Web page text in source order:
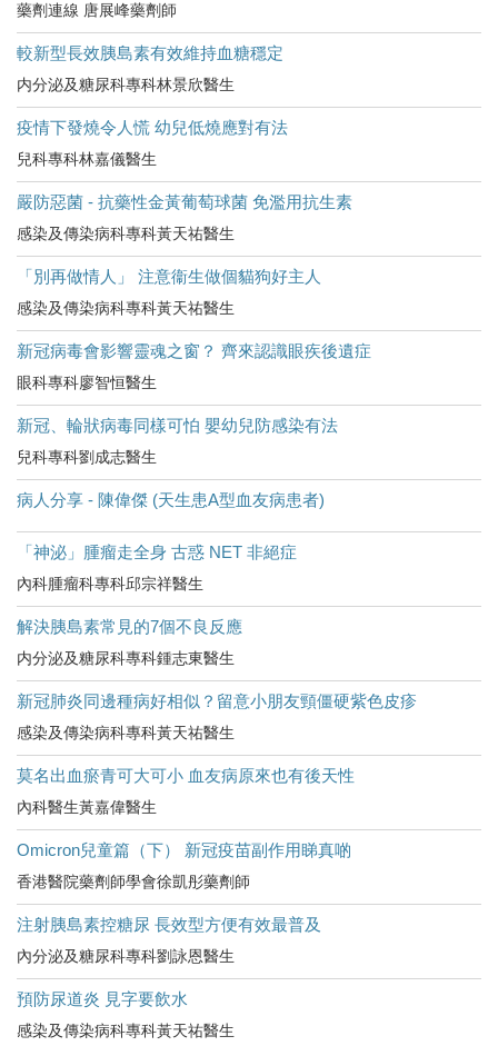
藥劑連線 唐展峰藥劑師
較新型長效胰島素有效維持血糖穩定
内分泌及糖尿科專科林景欣醫生
疫情下發燒令人慌 幼兒低燒應對有法
兒科專科林嘉儀醫生
嚴防惡菌 - 抗藥性金黃葡萄球菌 免濫用抗生素
感染及傳染病科專科黃天祐醫生
「別再做情人」 注意衞生做個貓狗好主人
感染及傳染病科專科黃天祐醫生
新冠病毒會影響靈魂之窗？ 齊來認識眼疾後遺症
眼科專科廖智恒醫生
新冠、輪狀病毒同樣可怕 嬰幼兒防感染有法
兒科專科劉成志醫生
病人分享 - 陳偉傑 (天生患A型血友病患者)
「神泌」腫瘤走全身 古惑 NET 非絕症
內科腫瘤科專科邱宗祥醫生
解決胰島素常見的7個不良反應
内分泌及糖尿科專科鍾志東醫生
新冠肺炎同邊種病好相似？留意小朋友頸僵硬紫色皮疹
感染及傳染病科專科黃天祐醫生
莫名出血瘀青可大可小 血友病原來也有後天性
內科醫生黃嘉偉醫生
Omicron兒童篇（下） 新冠疫苗副作用睇真啲
香港醫院藥劑師學會徐凱彤藥劑師
注射胰島素控糖尿 長效型方便有效最普及
內分泌及糖尿科專科劉詠恩醫生
預防尿道炎 見字要飲水
感染及傳染病科專科黃天祐醫生